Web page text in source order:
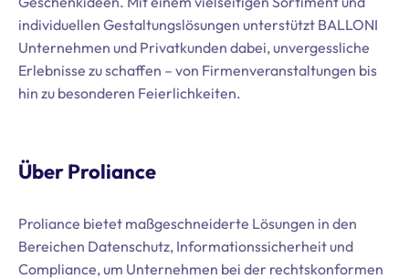
individuellen Gestaltungslösungen unterstützt BALLONI
Unternehmen und Privatkunden dabei, unvergessliche
Erlebnisse zu schaffen – von Firmenveranstaltungen bis
hin zu besonderen Feierlichkeiten.
Über Proliance
Proliance bietet maßgeschneiderte Lösungen in den
Bereichen Datenschutz, Informationssicherheit und
Compliance, um Unternehmen bei der rechtskonformen